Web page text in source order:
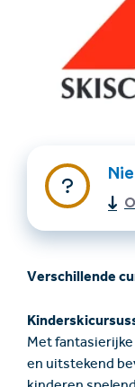
+43/5476/
Verschillende
Met
en uitstekend